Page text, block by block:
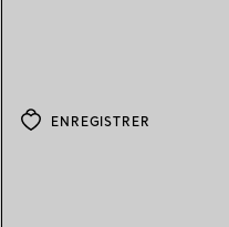
ENREGISTRER